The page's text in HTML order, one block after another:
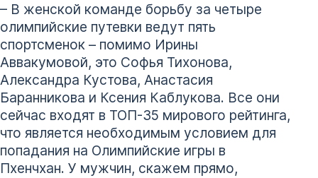
– В женской команде борьбу за четыре
олимпийские путевки ведут пять
спортсменок – помимо Ирины
Аввакумовой, это Софья Тихонова,
Александра Кустова, Анастасия
Баранникова и Ксения Каблукова. Все они
сейчас входят в ТОП-35 мирового рейтинга,
что является необходимым условием для
попадания на Олимпийские игры в
Пхенчхан. У мужчин, скажем прямо,